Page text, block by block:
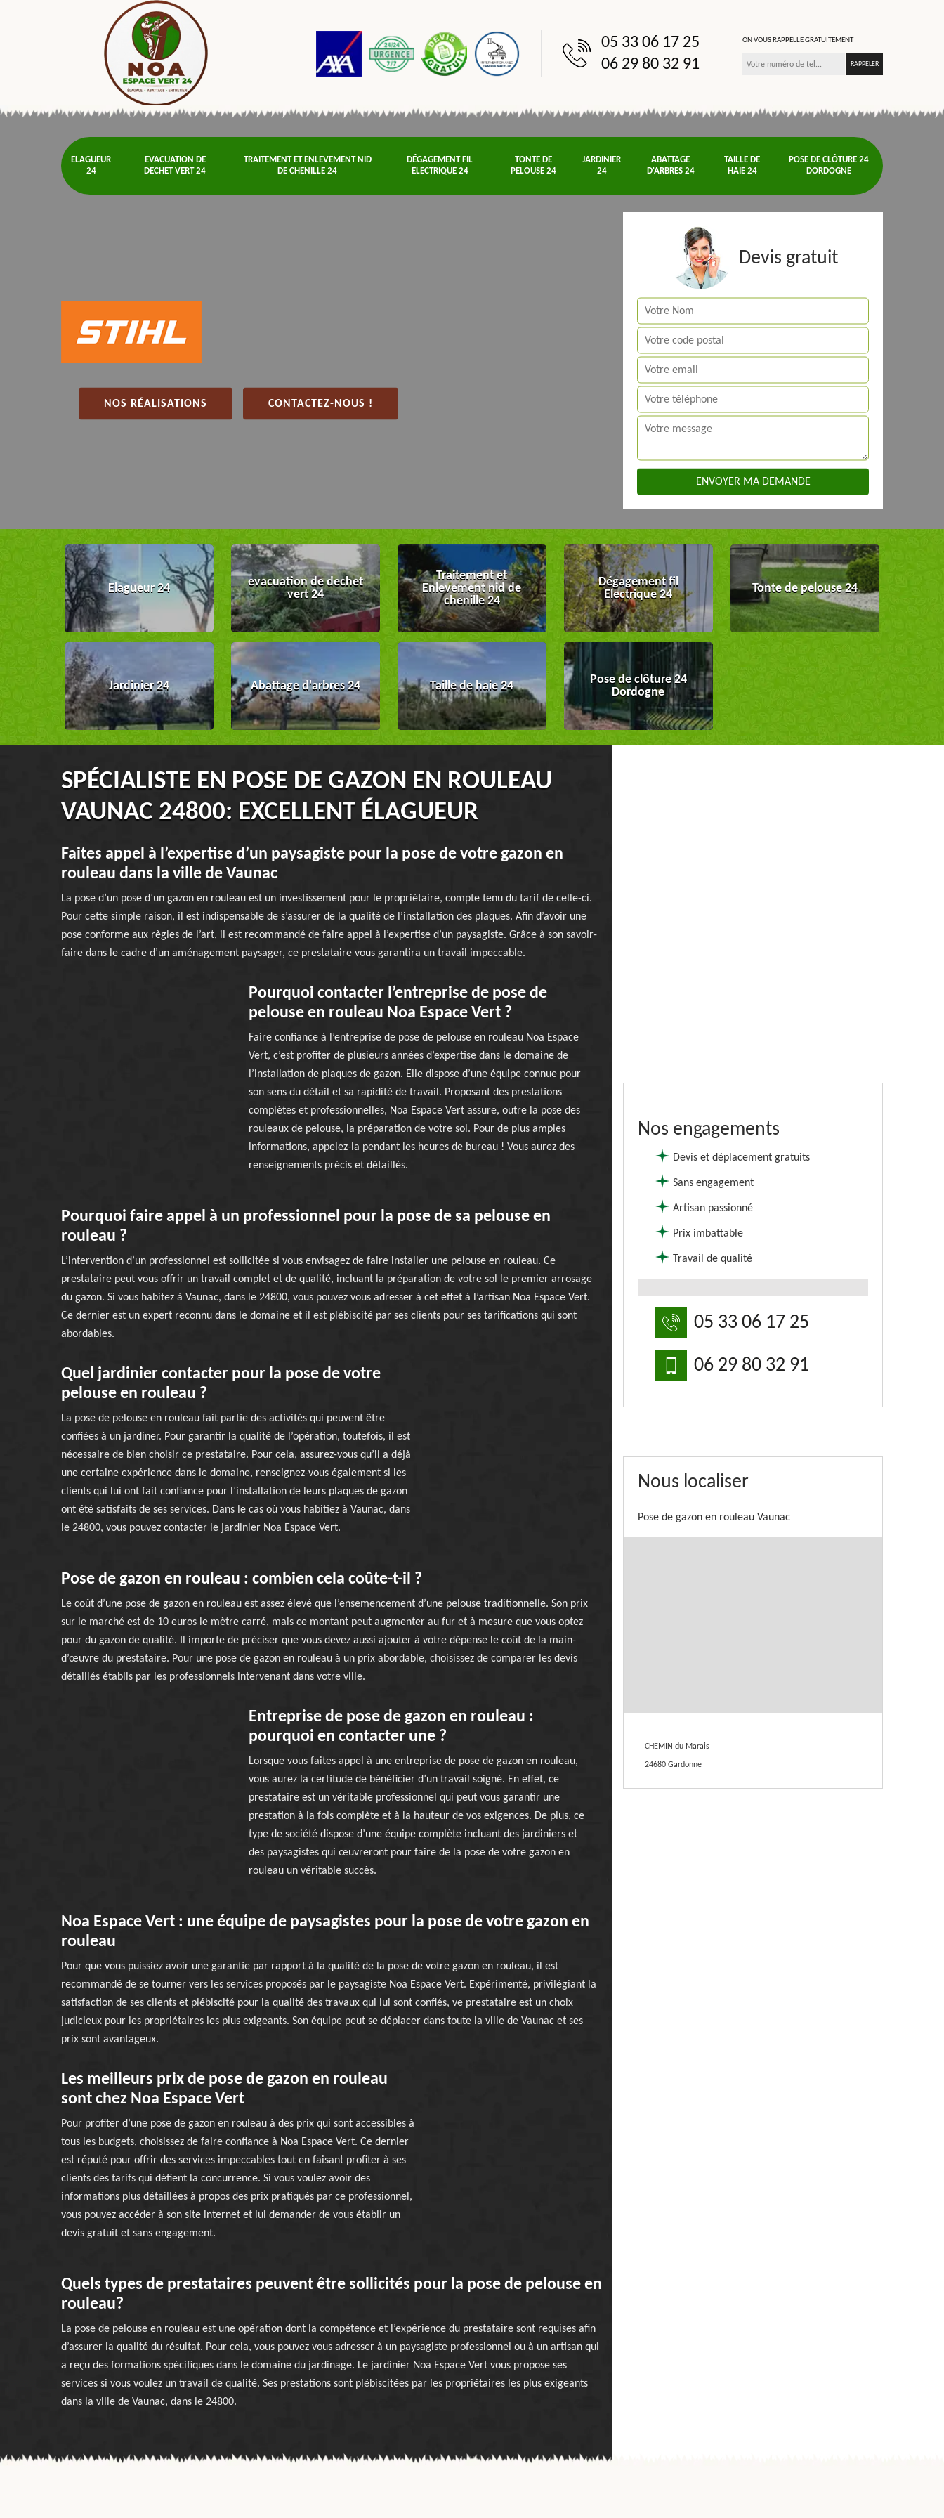
05 33 06 17 25
06 29 80 32 91
ON VOUS RAPPELLE GRATUITEMENT
ELAGUEUR
24
EVACUATION DE
DECHET VERT 24
TRAITEMENT ET ENLEVEMENT NID
DE CHENILLE 24
DÉGAGEMENT FIL
ELECTRIQUE 24
TONTE DE
PELOUSE 24
JARDINIER
24
ABATTAGE
D'ARBRES 24
TAILLE DE
HAIE 24
POSE DE CLÔTURE 24
DORDOGNE
NOS RÉALISATIONS CONTACTEZ-NOUS !
Devis gratuit
Elagueur 24
evacuation de dechet
vert 24
Traitement et
Enlevement nid de
chenille 24
Dégagement fil
Electrique 24
Tonte de pelouse 24
Jardinier 24 Abattage d'arbres 24 Taille de haie 24
Pose de clôture 24
Dordogne
SPÉCIALISTE EN POSE DE GAZON EN ROULEAU
VAUNAC 24800: EXCELLENT ÉLAGUEUR
Faites appel à l’expertise d’un paysagiste pour la pose de votre gazon en
rouleau dans la ville de Vaunac
La pose d’un pose d’un gazon en rouleau est un investissement pour le propriétaire, compte tenu du tarif de celle-ci.
Pour cette simple raison, il est indispensable de s’assurer de la qualité de l’installation des plaques. Afin d’avoir une
pose conforme aux règles de l’art, il est recommandé de faire appel à l’expertise d’un paysagiste. Grâce à son savoir-
faire dans le cadre d’un aménagement paysager, ce prestataire vous garantira un travail impeccable.
Pourquoi contacter l’entreprise de pose de
pelouse en rouleau Noa Espace Vert ?
Faire confiance à l’entreprise de pose de pelouse en rouleau Noa Espace
Vert, c’est profiter de plusieurs années d’expertise dans le domaine de
l’installation de plaques de gazon. Elle dispose d’une équipe connue pour
son sens du détail et sa rapidité de travail. Proposant des prestations
complètes et professionnelles, Noa Espace Vert assure, outre la pose des
rouleaux de pelouse, la préparation de votre sol. Pour de plus amples
informations, appelez-la pendant les heures de bureau ! Vous aurez des
renseignements précis et détaillés.
Pourquoi faire appel à un professionnel pour la pose de sa pelouse en
rouleau ?
L’intervention d’un professionnel est sollicitée si vous envisagez de faire installer une pelouse en rouleau. Ce
prestataire peut vous offrir un travail complet et de qualité, incluant la préparation de votre sol le premier arrosage
du gazon. Si vous habitez à Vaunac, dans le 24800, vous pouvez vous adresser à cet effet à l’artisan Noa Espace Vert.
Ce dernier est un expert reconnu dans le domaine et il est plébiscité par ses clients pour ses tarifications qui sont
abordables.
Quel jardinier contacter pour la pose de votre
pelouse en rouleau ?
La pose de pelouse en rouleau fait partie des activités qui peuvent être
confiées à un jardiner. Pour garantir la qualité de l’opération, toutefois, il est
nécessaire de bien choisir ce prestataire. Pour cela, assurez-vous qu’il a déjà
une certaine expérience dans le domaine, renseignez-vous également si les
clients qui lui ont fait confiance pour l’installation de leurs plaques de gazon
ont été satisfaits de ses services. Dans le cas où vous habitiez à Vaunac, dans
le 24800, vous pouvez contacter le jardinier Noa Espace Vert.
Pose de gazon en rouleau : combien cela coûte-t-il ?
Le coût d’une pose de gazon en rouleau est assez élevé que l’ensemencement d’une pelouse traditionnelle. Son prix
sur le marché est de 10 euros le mètre carré, mais ce montant peut augmenter au fur et à mesure que vous optez
pour du gazon de qualité. Il importe de préciser que vous devez aussi ajouter à votre dépense le coût de la main-
d’œuvre du prestataire. Pour une pose de gazon en rouleau à un prix abordable, choisissez de comparer les devis
détaillés établis par les professionnels intervenant dans votre ville.
Entreprise de pose de gazon en rouleau :
pourquoi en contacter une ?
Lorsque vous faites appel à une entreprise de pose de gazon en rouleau,
vous aurez la certitude de bénéficier d’un travail soigné. En effet, ce
prestataire est un véritable professionnel qui peut vous garantir une
prestation à la fois complète et à la hauteur de vos exigences. De plus, ce
type de société dispose d’une équipe complète incluant des jardiniers et
des paysagistes qui œuvreront pour faire de la pose de votre gazon en
rouleau un véritable succès.
Noa Espace Vert : une équipe de paysagistes pour la pose de votre gazon en
rouleau
Pour que vous puissiez avoir une garantie par rapport à la qualité de la pose de votre gazon en rouleau, il est
recommandé de se tourner vers les services proposés par le paysagiste Noa Espace Vert. Expérimenté, privilégiant la
satisfaction de ses clients et plébiscité pour la qualité des travaux qui lui sont confiés, ve prestataire est un choix
judicieux pour les propriétaires les plus exigeants. Son équipe peut se déplacer dans toute la ville de Vaunac et ses
prix sont avantageux.
Les meilleurs prix de pose de gazon en rouleau
sont chez Noa Espace Vert
Pour profiter d’une pose de gazon en rouleau à des prix qui sont accessibles à
tous les budgets, choisissez de faire confiance à Noa Espace Vert. Ce dernier
est réputé pour offrir des services impeccables tout en faisant profiter à ses
clients des tarifs qui défient la concurrence. Si vous voulez avoir des
informations plus détaillées à propos des prix pratiqués par ce professionnel,
vous pouvez accéder à son site internet et lui demander de vous établir un
devis gratuit et sans engagement.
Quels types de prestataires peuvent être sollicités pour la pose de pelouse en
rouleau?
La pose de pelouse en rouleau est une opération dont la compétence et l’expérience du prestataire sont requises afin
d’assurer la qualité du résultat. Pour cela, vous pouvez vous adresser à un paysagiste professionnel ou à un artisan qui
a reçu des formations spécifiques dans le domaine du jardinage. Le jardinier Noa Espace Vert vous propose ses
services si vous voulez un travail de qualité. Ses prestations sont plébiscitées par les propriétaires les plus exigeants
dans la ville de Vaunac, dans le 24800.
Nos engagements
Devis et déplacement gratuits
Sans engagement
Artisan passionné
Prix imbattable
Travail de qualité
05 33 06 17 25
06 29 80 32 91
Nous localiser
Pose de gazon en rouleau Vaunac
CHEMIN du Marais
24680 Gardonne